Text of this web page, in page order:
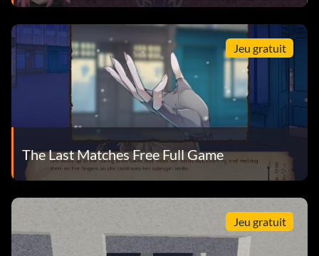
Jeu gratuit
The Last Matches Free Full Game
Jeu gratuit